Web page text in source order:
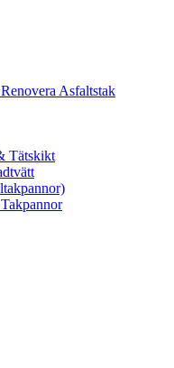
Asfaltstak
Tätskikt